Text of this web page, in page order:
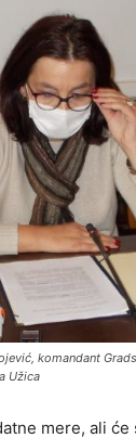
komandant
Užica
mere, ali